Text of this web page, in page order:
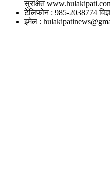
सुरक्षित
टेलिफोन : 985-2038774
इमेल :